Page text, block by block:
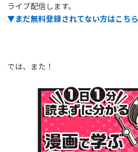
ライブ配信します。
▼まだ無料登録されてない方はこちら
では、また！